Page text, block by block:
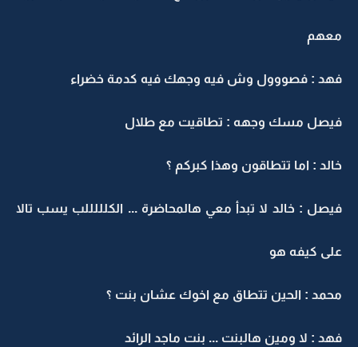
معهم
فهد : فصووول وش فيه وجهك فيه كدمة خضراء
فيصل مسك وجهه : تطاقيت مع طلال
خالد : اما تتطاقون وهذا كبركم ؟
فيصل : خالد لا تبدأ معي هالمحاضرة ... الكلللللب يسب تالا
على كيفه هو
محمد : الحين تتطاق مع اخوك عشان بنت ؟
فهد : لا ومين هالبنت ... بنت ماجد الرائد